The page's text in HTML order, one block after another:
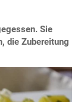
Sie
die Zubereitung